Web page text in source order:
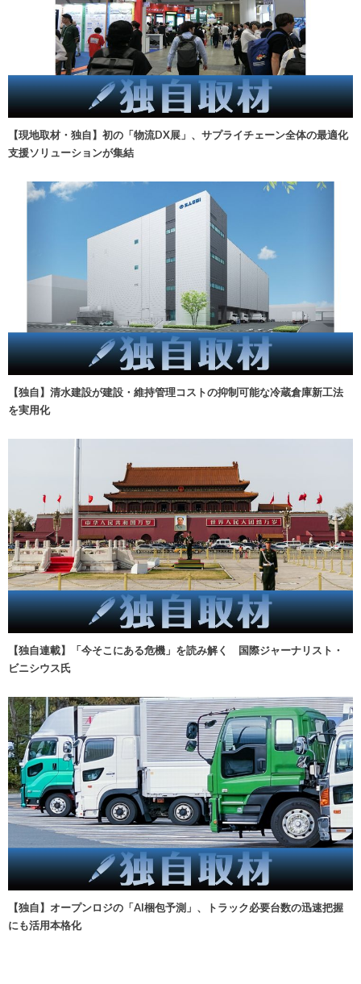
【現地取材・独自】初の「物流DX展」、サプライチェーン全体の最適化
支援ソリューションが集結
【独自】清水建設が建設・維持管理コストの抑制可能な冷蔵倉庫新工法
を実用化
【独自連載】「今そこにある危機」を読み解く 国際ジャーナリスト・
ビニシウス氏
【独自】オープンロジの「AI梱包予測」、トラック必要台数の迅速把握
にも活用本格化